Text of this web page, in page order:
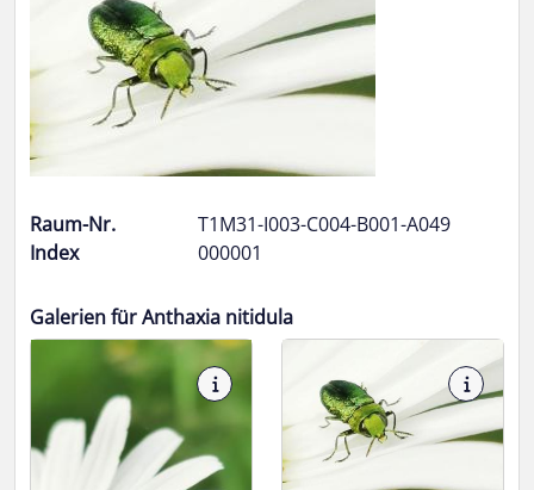
Raum-Nr.
T1M31-I003-C004-B001-A049
Index
000001
Galerien für Anthaxia nitidula